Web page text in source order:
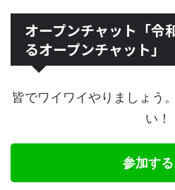
オープンチャット「令
るオープンチャット」
皆でワイワイやりましょう
い！
参加する